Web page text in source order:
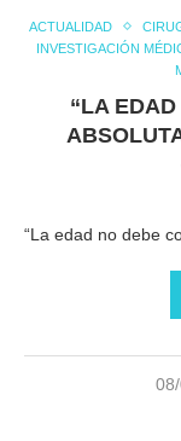
ACTUALIDAD
INVESTIGACIÓN
“LA
“La edad no debe